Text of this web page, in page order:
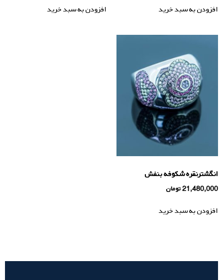
افزودن به سبد خرید افزودن به سبد خرید
انگشترنقره شکوفه بنفش
21,480,000تومان
افزودن به سبد خرید